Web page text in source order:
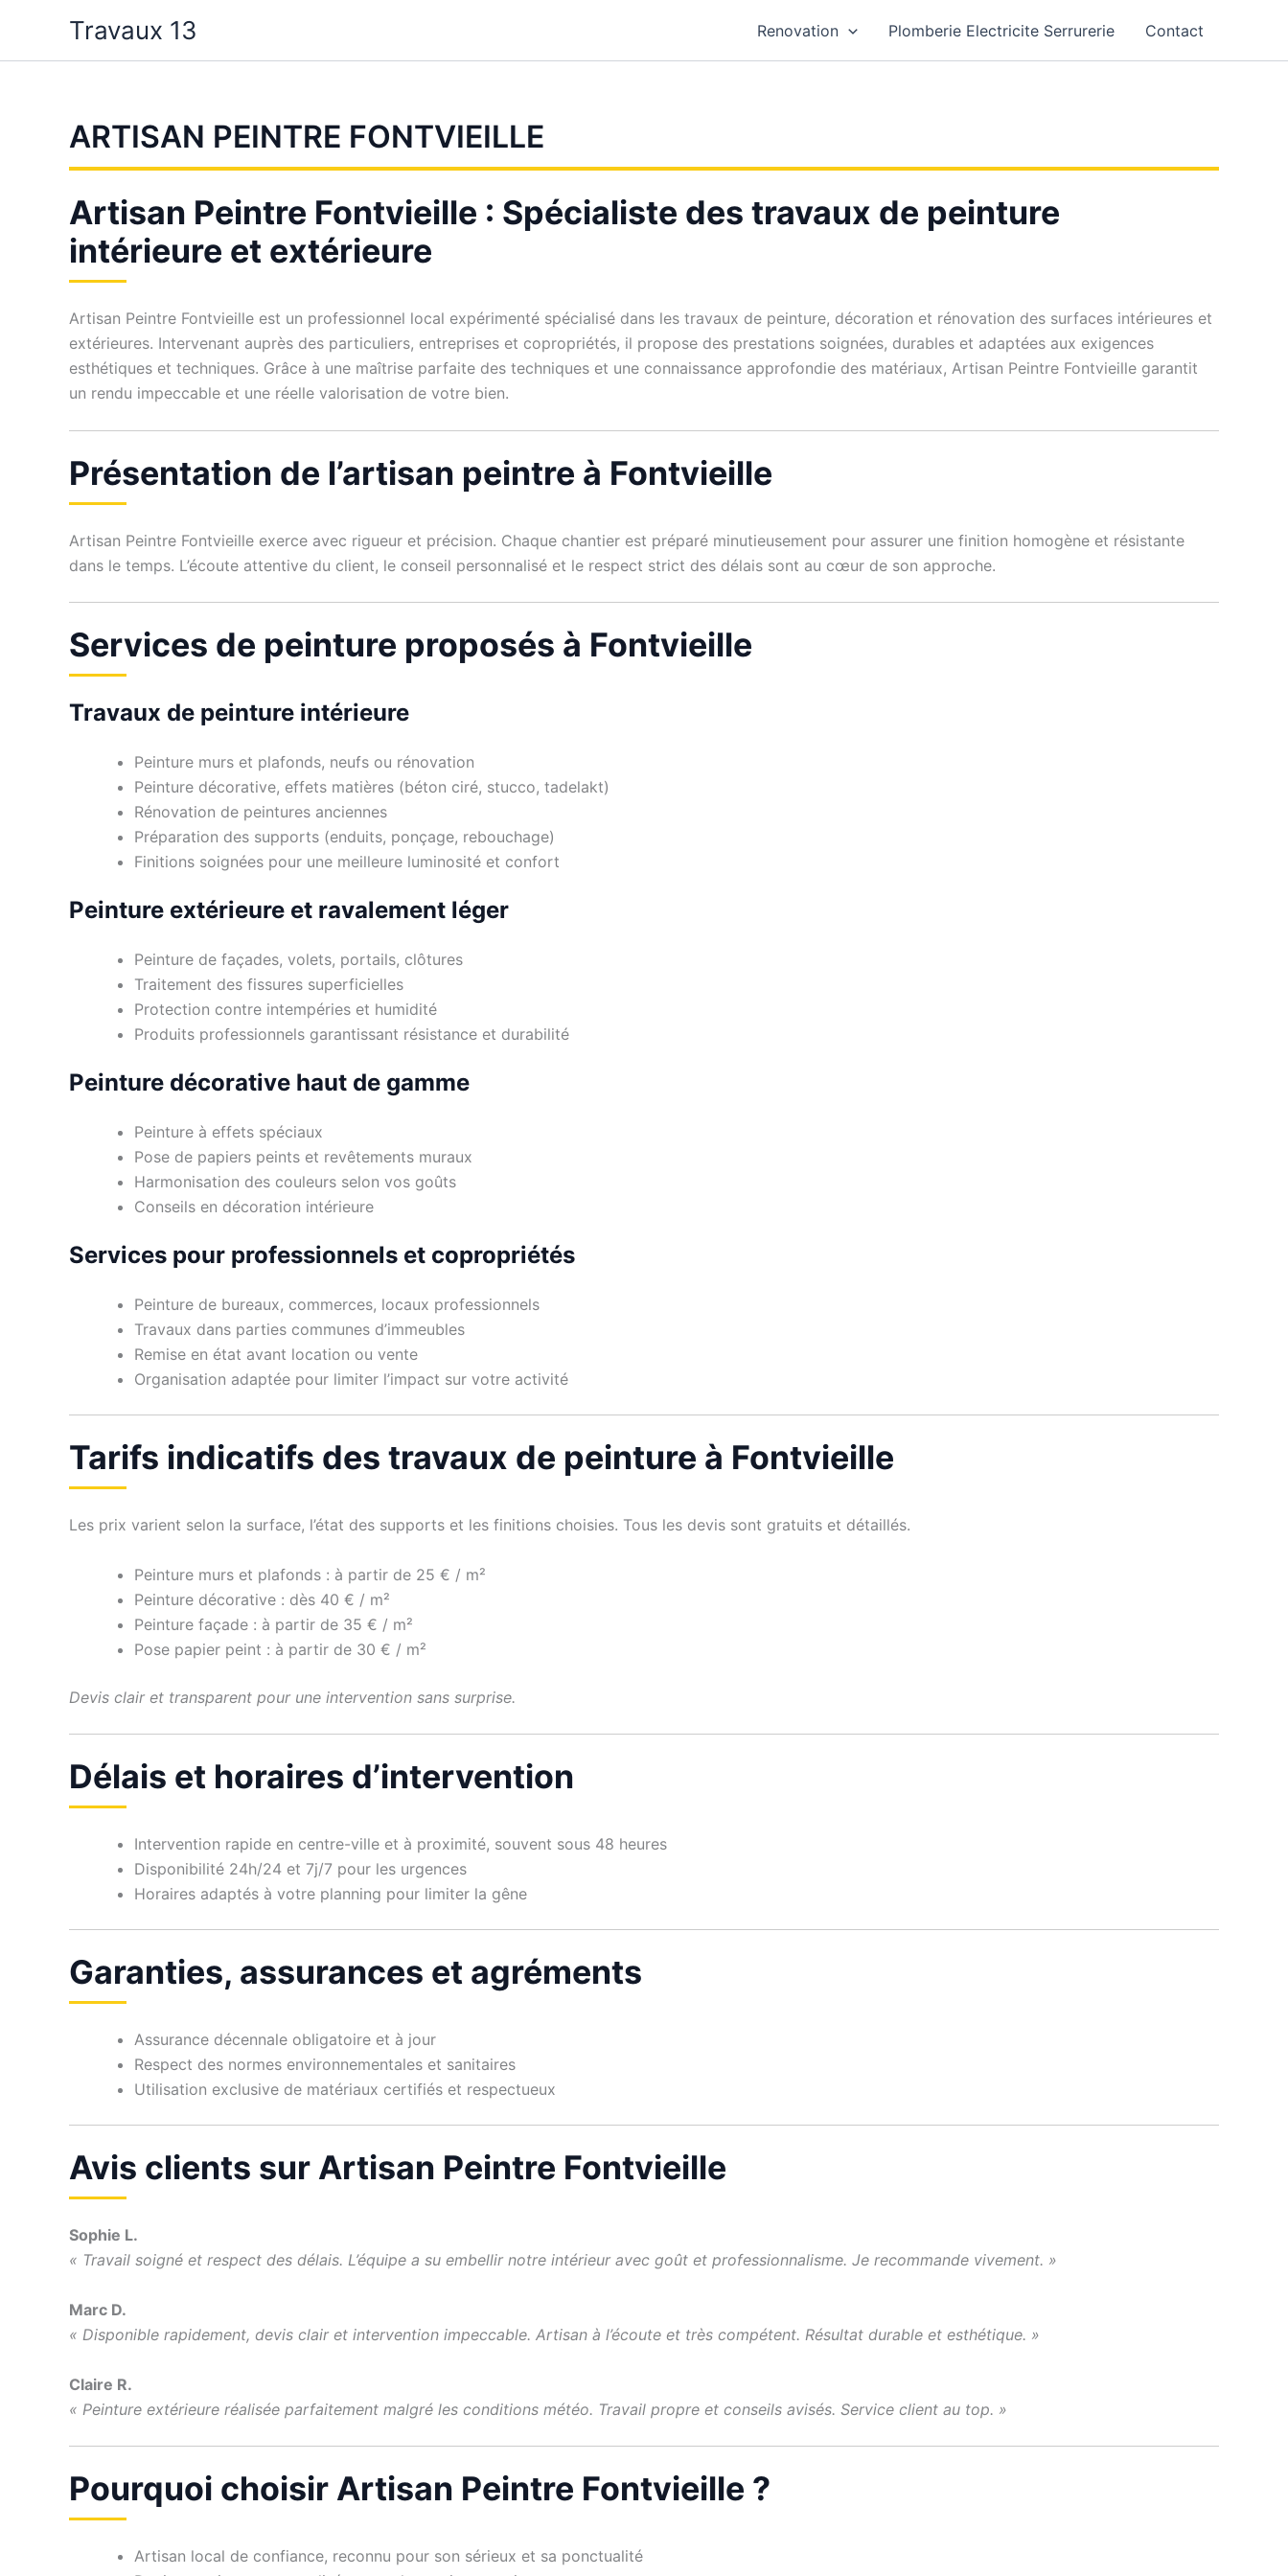
contenu
Travaux 13 Renovation Plomberie Electricite Serrurerie Contact
ARTISAN PEINTRE FONTVIEILLE
Artisan Peintre Fontvieille : Spécialiste des travaux de peinture
intérieure et extérieure
Artisan Peintre Fontvieille est un professionnel local expérimenté spécialisé dans les travaux de peinture, décoration et rénovation des surfaces intérieures et
extérieures. Intervenant auprès des particuliers, entreprises et copropriétés, il propose des prestations soignées, durables et adaptées aux exigences
esthétiques et techniques. Grâce à une maîtrise parfaite des techniques et une connaissance approfondie des matériaux, Artisan Peintre Fontvieille garantit
un rendu impeccable et une réelle valorisation de votre bien.
Présentation de l’artisan peintre à Fontvieille
Artisan Peintre Fontvieille exerce avec rigueur et précision. Chaque chantier est préparé minutieusement pour assurer une finition homogène et résistante
dans le temps. L’écoute attentive du client, le conseil personnalisé et le respect strict des délais sont au cœur de son approche.
Services de peinture proposés à Fontvieille
Travaux de peinture intérieure
Peinture murs et plafonds, neufs ou rénovation
Peinture décorative, effets matières (béton ciré, stucco, tadelakt)
Rénovation de peintures anciennes
Préparation des supports (enduits, ponçage, rebouchage)
Finitions soignées pour une meilleure luminosité et confort
Peinture extérieure et ravalement léger
Peinture de façades, volets, portails, clôtures
Traitement des fissures superficielles
Protection contre intempéries et humidité
Produits professionnels garantissant résistance et durabilité
Peinture décorative haut de gamme
Peinture à effets spéciaux
Pose de papiers peints et revêtements muraux
Harmonisation des couleurs selon vos goûts
Conseils en décoration intérieure
Services pour professionnels et copropriétés
Peinture de bureaux, commerces, locaux professionnels
Travaux dans parties communes d’immeubles
Remise en état avant location ou vente
Organisation adaptée pour limiter l’impact sur votre activité
Tarifs indicatifs des travaux de peinture à Fontvieille
Les prix varient selon la surface, l’état des supports et les finitions choisies. Tous les devis sont gratuits et détaillés.
Peinture murs et plafonds : à partir de 25 € / m²
Peinture décorative : dès 40 € / m²
Peinture façade : à partir de 35 € / m²
Pose papier peint : à partir de 30 € / m²
Devis clair et transparent pour une intervention sans surprise.
Délais et horaires d’intervention
Intervention rapide en centre-ville et à proximité, souvent sous 48 heures
Disponibilité 24h/24 et 7j/7 pour les urgences
Horaires adaptés à votre planning pour limiter la gêne
Garanties, assurances et agréments
Assurance décennale obligatoire et à jour
Respect des normes environnementales et sanitaires
Utilisation exclusive de matériaux certifiés et respectueux
Avis clients sur Artisan Peintre Fontvieille
Sophie L.
« Travail soigné et respect des délais. L’équipe a su embellir notre intérieur avec goût et professionnalisme. Je recommande vivement. »
Marc D.
« Disponible rapidement, devis clair et intervention impeccable. Artisan à l’écoute et très compétent. Résultat durable et esthétique. »
Claire R.
« Peinture extérieure réalisée parfaitement malgré les conditions météo. Travail propre et conseils avisés. Service client au top. »
Pourquoi choisir Artisan Peintre Fontvieille ?
Artisan local de confiance, reconnu pour son sérieux et sa ponctualité